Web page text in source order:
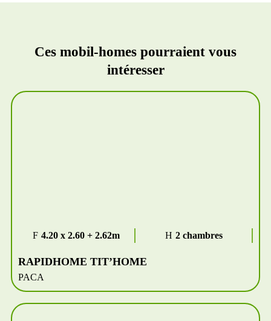
Ces mobil-homes pourraient vous
intéresser
4.20 x 2.60 + 2.62m 2 chambres
RAPIDHOME TIT’HOME
PACA